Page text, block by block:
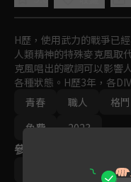
H歷，使用武力的戰爭已
人類精神的特殊麥克風取
克風唱出的歌詞可以影響
各種狀態。H歷3年，各
VISION RAP BATTLE，
背負著DIVISION的男人
青春
職人 格鬥
免費
2023
參與演員